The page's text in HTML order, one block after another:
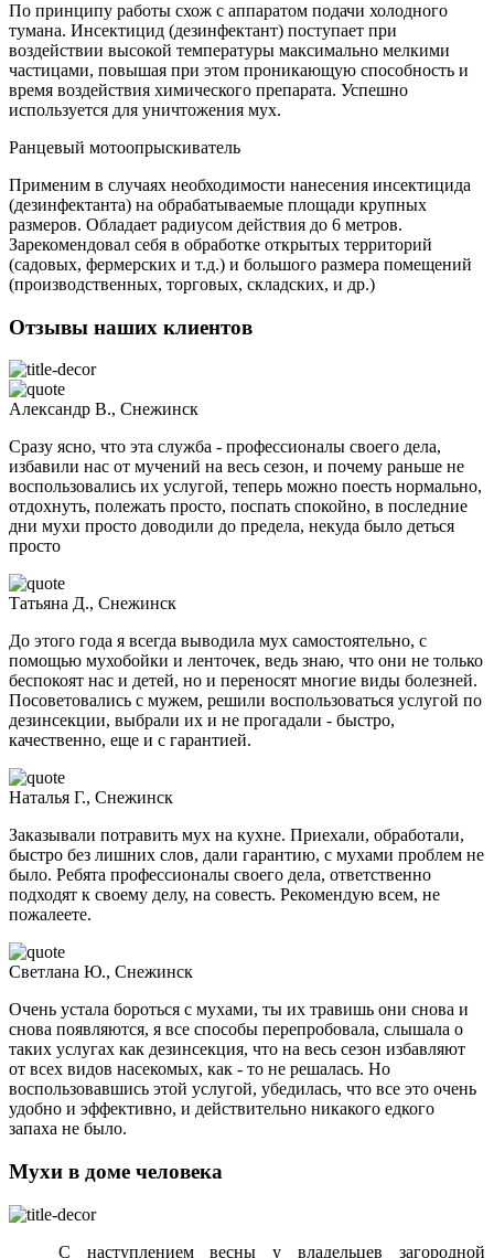
По принципу работы схож с аппаратом подачи холодного
тумана. Инсектицид (дезинфектант) поступает при
воздействии высокой температуры максимально мелкими
частицами, повышая при этом проникающую способность и
время воздействия химического препарата. Успешно
используется для уничтожения мух.
Ранцевый мотоопрыскиватель
Применим в случаях необходимости нанесения инсектицида
(дезинфектанта) на обрабатываемые площади крупных
размеров. Обладает радиусом действия до 6 метров.
Зарекомендовал себя в обработке открытых территорий
(садовых, фермерских и т.д.) и большого размера помещений
(производственных, торговых, складских, и др.)
Отзывы наших клиентов
Александр В., Снежинск
Сразу ясно, что эта служба - профессионалы своего дела,
избавили нас от мучений на весь сезон, и почему раньше не
воспользовались их услугой, теперь можно поесть нормально,
отдохнуть, полежать просто, поспать спокойно, в последние
дни мухи просто доводили до предела, некуда было деться
просто
Татьяна Д., Снежинск
До этого года я всегда выводила мух самостоятельно, с
помощью мухобойки и ленточек, ведь знаю, что они не только
беспокоят нас и детей, но и переносят многие виды болезней.
Посоветовались с мужем, решили воспользоваться услугой по
дезинсекции, выбрали их и не прогадали - быстро,
качественно, еще и с гарантией.
Наталья Г., Снежинск
Заказывали потравить мух на кухне. Приехали, обработали,
быстро без лишних слов, дали гарантию, с мухами проблем не
было. Ребята профессионалы своего дела, ответственно
подходят к своему делу, на совесть. Рекомендую всем, не
пожалеете.
Светлана Ю., Снежинск
Очень устала бороться с мухами, ты их травишь они снова и
снова появляются, я все способы перепробовала, слышала о
таких услугах как дезинсекция, что на весь сезон избавляют
от всех видов насекомых, как - то не решалась. Но
воспользовавшись этой услугой, убедилась, что все это очень
удобно и эффективно, и действительно никакого едкого
запаха не было.
Мухи в доме человека
С наступлением весны у владельцев загородной